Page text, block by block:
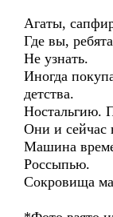
Агаты,
Где вы,
Не узнать.
Иногда
детства.
Ностальгию.
Они и сейчас
Машина
Россыпью.
Сокровища